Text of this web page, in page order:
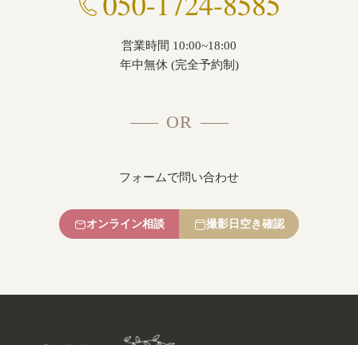
営業時間 10:00~18:00
年中無休 (完全予約制)
OR
フォームで問い合わせ
オンライン相談 撮影日空き確認